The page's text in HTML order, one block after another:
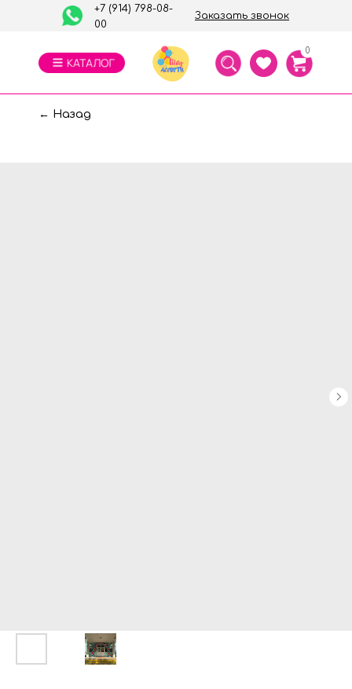
Заказать звонок
+7 (914) 798-08-
00
0
← Назад